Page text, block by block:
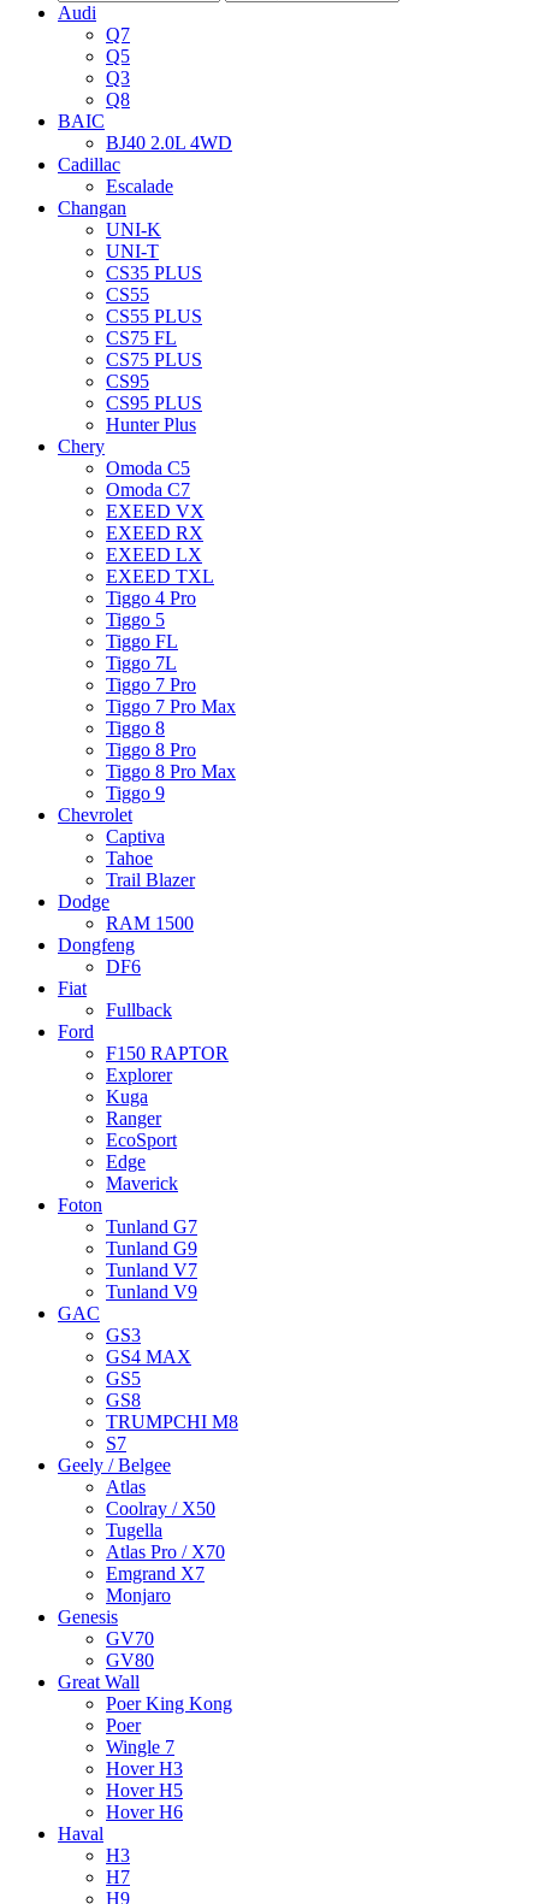
Audi
Q7
Q5
Q3
Q8
BAIC
BJ40 2.0L 4WD
Cadillac
Escalade
Changan
UNI-K
UNI-T
CS35 PLUS
CS55
CS55 PLUS
CS75 FL
CS75 PLUS
CS95
CS95 PLUS
Hunter Plus
Chery
Omoda C5
Omoda C7
EXEED VX
EXEED RX
EXEED LX
EXEED TXL
Tiggo 4 Pro
Tiggo 5
Tiggo FL
Tiggo 7L
Tiggo 7 Pro
Tiggo 7 Pro Max
Tiggo 8
Tiggo 8 Pro
Tiggo 8 Pro Max
Tiggo 9
Chevrolet
Captiva
Tahoe
Trail Blazer
Dodge
RAM 1500
Dongfeng
DF6
Fiat
Fullback
Ford
F150 RAPTOR
Explorer
Kuga
Ranger
EcoSport
Edge
Maverick
Foton
Tunland G7
Tunland G9
Tunland V7
Tunland V9
GAC
GS3
GS4 MAX
GS5
GS8
TRUMPCHI M8
S7
Geely / Belgee
Atlas
Coolray / X50
Tugella
Atlas Pro / X70
Emgrand X7
Monjaro
Genesis
GV70
GV80
Great Wall
Poer King Kong
Poer
Wingle 7
Hover H3
Hover H5
Hover H6
Haval
H3
H7
H9